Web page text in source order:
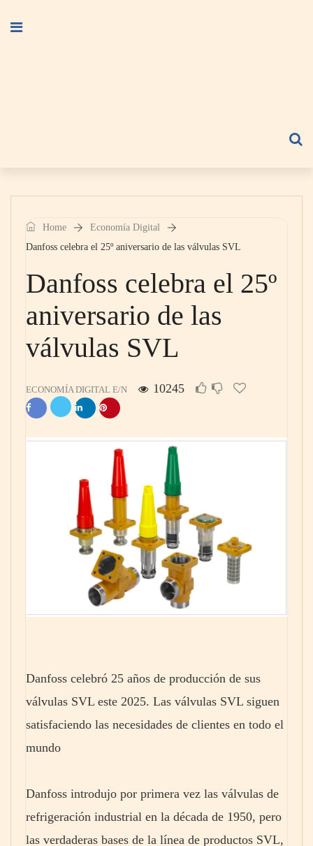
Home
Economía Digital
Danfoss celebra el 25º aniversario de las válvulas SVL
Danfoss celebra el 25º
aniversario de las
válvulas SVL
ECONOMÍA DIGITAL E/N 10245
Danfoss celebró 25 años de producción de sus
válvulas SVL este 2025. Las válvulas SVL siguen
satisfaciendo las necesidades de clientes en todo el
mundo
Danfoss introdujo por primera vez las válvulas de
refrigeración industrial en la década de 1950, pero
las verdaderas bases de la línea de productos SVL,